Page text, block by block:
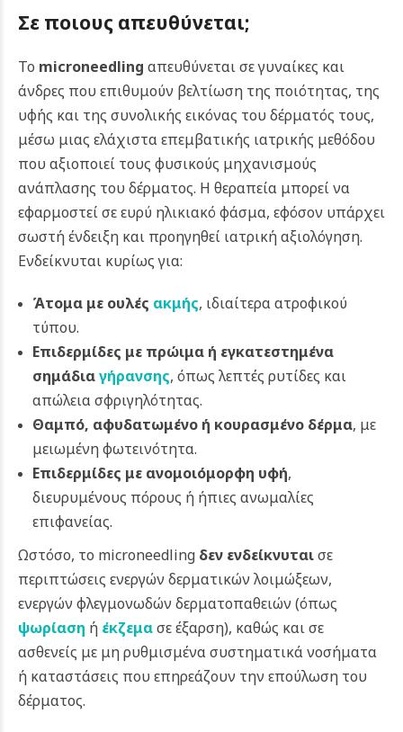
Σε ποιους απευθύνεται;
Το microneedling απευθύνεται σε γυναίκες και
άνδρες που επιθυμούν βελτίωση της ποιότητας, της
υφής και της συνολικής εικόνας του δέρματός τους,
μέσω μιας ελάχιστα επεμβατικής ιατρικής μεθόδου
που αξιοποιεί τους φυσικούς μηχανισμούς
ανάπλασης του δέρματος. Η θεραπεία μπορεί να
εφαρμοστεί σε ευρύ ηλικιακό φάσμα, εφόσον υπάρχει
σωστή ένδειξη και προηγηθεί ιατρική αξιολόγηση.
Ενδείκνυται κυρίως για:
Άτομα με ουλές ακμής, ιδιαίτερα ατροφικού
τύπου.
Επιδερμίδες με πρώιμα ή εγκατεστημένα
σημάδιαγήρανσης, όπως λεπτές ρυτίδες και
απώλεια σφριγηλότητας.
Θαμπό, αφυδατωμένο ή κουρασμένο δέρμα, με
μειωμένη φωτεινότητα.
Επιδερμίδες με ανομοιόμορφη υφή,
διευρυμένους πόρους ή ήπιες ανωμαλίες
επιφανείας.
Ωστόσο, το microneedling δεν ενδείκνυταισε
περιπτώσεις ενεργών δερματικών λοιμώξεων,
ενεργών φλεγμονωδών δερματοπαθειών (όπως
ψωρίαση ή έκζεμασε έξαρση), καθώς και σε
ασθενείς με μη ρυθμισμένα συστηματικά νοσήματα
ή καταστάσεις που επηρεάζουν την επούλωση του
δέρματος.